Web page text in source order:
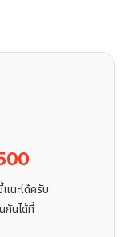
นะได้ครับ
นได้ที่